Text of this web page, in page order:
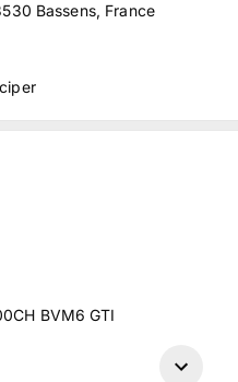
Bassens, France
BVM6 GTI